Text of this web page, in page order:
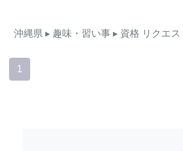
沖縄県 ▸ 趣味・習い事 ▸ 資格 リクエス
1